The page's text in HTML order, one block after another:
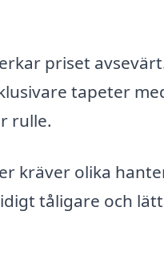
priset
tapeter
rulle.
kräver olika
tåligare och